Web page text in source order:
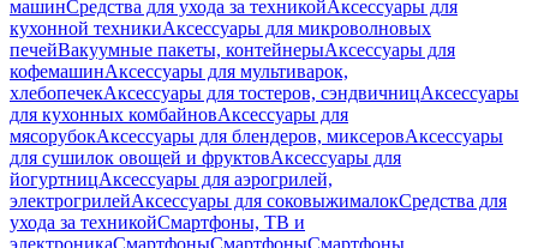
машинСредства для ухода за техникойАксессуары для
кухонной техникиАксессуары для микроволновых
печейВакуумные пакеты, контейнерыАксессуары для
кофемашинАксессуары для мультиварок,
хлебопечекАксессуары для тостеров, сэндвичницАксессуары
для кухонных комбайновАксессуары для
мясорубокАксессуары для блендеров, миксеровАксессуары
для сушилок овощей и фруктовАксессуары для
йогуртницАксессуары для аэрогрилей,
электрогрилейАксессуары для соковыжималокСредства для
ухода за техникойСмартфоны, ТВ и
электроникаСмартфоныСмартфоныСмартфоны